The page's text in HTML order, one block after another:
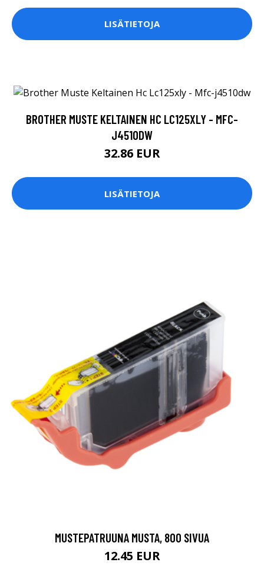
LISÄTIETOJA
BROTHER MUSTE KELTAINEN HC LC125XLY - MFC-
J4510DW
32.86 EUR
LISÄTIETOJA
MUSTEPATRUUNA MUSTA, 800 SIVUA
12.45 EUR